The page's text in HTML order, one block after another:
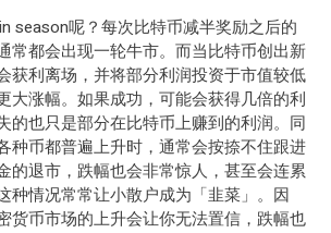
season呢？每次比特币减半奖励之后的
常都会出现一轮牛市。而当比特币创出新
获利离场，并将部分利润投资于市值较低
大涨幅。如果成功，可能会获得几倍的利
的也只是部分在比特币上赚到的利润。同
种币都普遍上升时，通常会按捺不住跟进
的退市，跌幅也会非常惊人，甚至会连累
种情况常常让小散户成为「韭菜」。因
货币市场的上升会让你无法置信，跌幅也